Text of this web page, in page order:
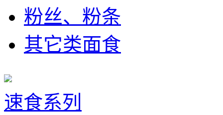
粉丝、粉条
其它类面食
速食系列